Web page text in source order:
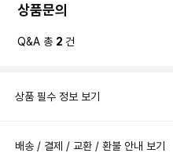
상품문의
Q&A 총 2 건
상품 필수 정보 보기
배송 / 결제 / 교환 / 환불 안내 보기